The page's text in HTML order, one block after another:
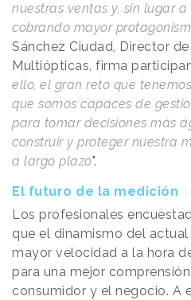
nuestras ventas y, sin lugar
cobrando mayor protagonism
Sánchez Ciudad, Director
Multiópticas, firma
ello, el gran reto que
que somos capaces de
para tomar decisiones más
construir y proteger nuestra
a largo plazo".
El futuro de la medición
Los profesionales
que el dinamismo del
mayor velocidad a la hora
para una mejor
consumidor y el negocio. A